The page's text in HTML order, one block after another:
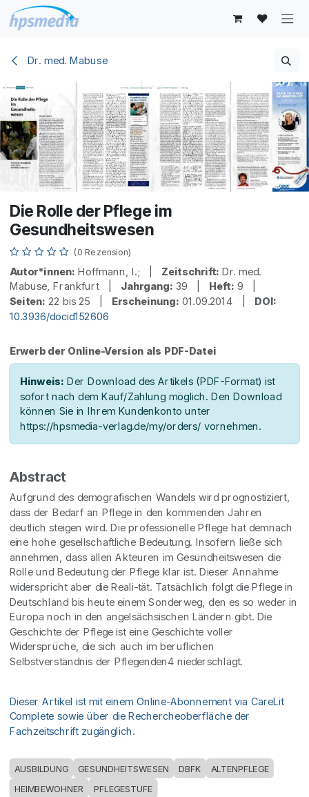
Zum Inhalt springen
Dr. med. Mabuse
Die Rolle der Pflege im
Gesundheitswesen
(0 Rezension)
Autor*innen: Hoffmann, I.; | Zeitschrift: Dr. med.
Mabuse, Frankfurt | Jahrgang: 39 | Heft: 9 |
Seiten: 22 bis 25 | Erscheinung: 01.09.2014 | DOI:
10.3936/docid152606
Erwerb der Online-Version als PDF-Datei
Hinweis: Der Download des Artikels (PDF-Format) ist
sofort nach dem Kauf/Zahlung möglich. Den Download
können Sie in Ihrem Kundenkonto unter
https://hpsmedia-verlag.de/my/orders/ vornehmen.
Abstract
Aufgrund des demografischen Wandels wird prognostiziert,
dass der Bedarf an Pflege in den kommenden Jahren
deutlich steigen wird. Die professionelle Pflege hat demnach
eine hohe gesellschaftliche Bedeutung. Insofern ließe sich
annehmen, dass allen Akteuren im Gesundheitswesen die
Rolle und Bedeutung der Pflege klar ist. Dieser Annahme
widerspricht aber die Reali-tät. Tatsächlich folgt die Pflege in
Deutschland bis heute einem Sonderweg, den es so weder in
Europa noch in den angelsächsischen Ländern gibt. Die
Geschichte der Pflege ist eine Geschichte voller
Widersprüche, die sich auch im beruflichen
Selbstverständnis der Pflegenden4 niederschlägt.
Dieser Artikel ist mit einem Online-Abonnement via CareLit
Complete sowie über die Rechercheoberfläche der
Fachzeitschrift zugänglich.
AUSBILDUNG GESUNDHEITSWESEN DBFK ALTENPFLEGE
HEIMBEWOHNER PFLEGESTUFE